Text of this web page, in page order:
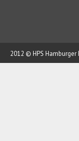
2012 © HPS